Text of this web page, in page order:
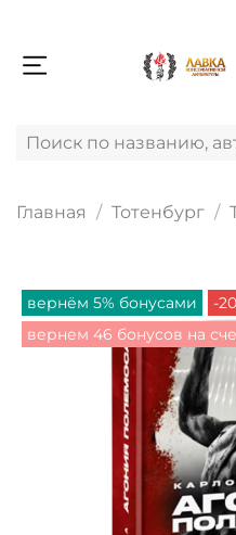
Главная Тотенбург
вернём 5% бонусами
-
вернем 46 бонусов на